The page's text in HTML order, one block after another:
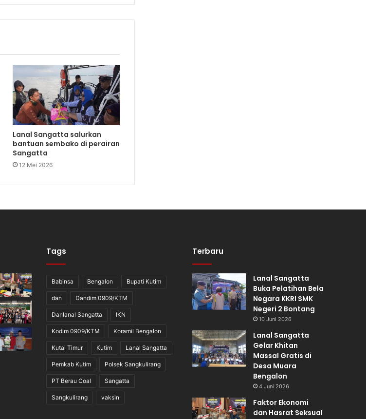
Lanal Sangatta salurkan
bantuan sembako di perairan
Sangatta
12 Mei 2026
Tags
Babinsa Bengalon Bupati Kutim
dan Dandim 0909/KTM
Danlanal Sangatta IKN
Kodim 0909/KTM Koramil Bengalon
Kutai Timur Kutim Lanal Sangatta
Pemkab Kutim Polsek Sangkulirang
PT Berau Coal Sangatta
Sangkulirang vaksin
Terbaru
Lanal Sangatta
Buka Pelatihan Bela
Negara KKRI SMK
Negeri 2 Bontang
10 Juni 2026
Lanal Sangatta
Gelar Khitan
Massal Gratis di
Desa Muara
Bengalon
4 Juni 2026
Faktor Ekonomi
dan Hasrat Seksual